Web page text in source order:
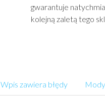
gwarantuje
kolejną zaletą tego
Wpis zawiera błędy